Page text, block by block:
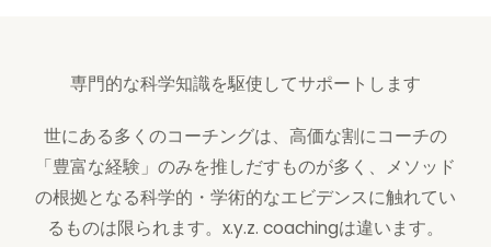
専門的な科学知識を駆使してサポートします
世にある多くのコーチングは、高価な割にコーチの
「豊富な経験」のみを推しだすものが多く、メソッド
の根拠となる科学的・学術的なエビデンスに触れてい
るものは限られます。x.y.z. coachingは違います。